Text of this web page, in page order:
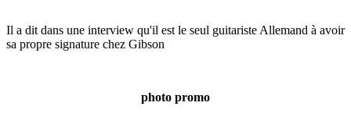
Il a dit dans une interview qu'il est le seul guitariste Allemand à avoir
sa propre signature chez Gibson
photo promo